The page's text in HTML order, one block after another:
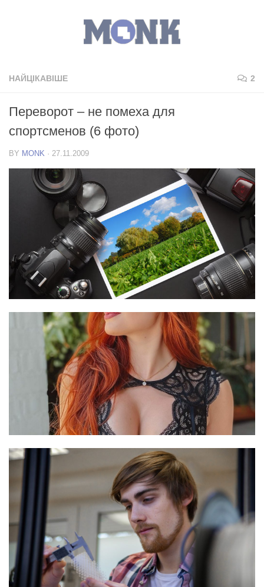
НАЙЦІКАВІШЕ 2
Переворот – не помеха для
спортсменов (6 фото)
BY MONK · 27.11.2009